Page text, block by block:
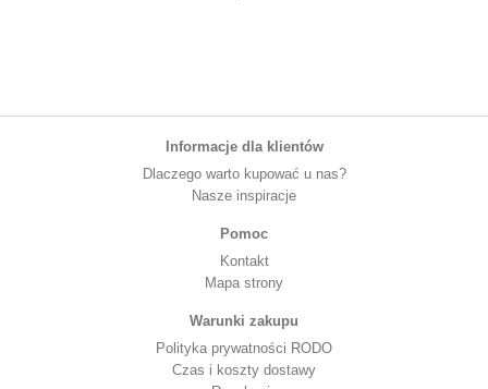
Informacje dla klientów
Dlaczego warto kupować u nas?
Nasze inspiracje
Pomoc
Kontakt
Mapa strony
Warunki zakupu
Polityka prywatności RODO
Czas i koszty dostawy